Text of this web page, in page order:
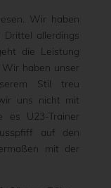
Wir haben
allerdings
die Leistung
haben unser
Stil treu
uns nicht mit
es U23-Trainer
auf den
mit der